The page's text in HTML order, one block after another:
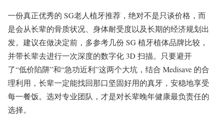
一份真正优秀的 SG老人植牙推荐，绝对不是只谈价格，而
是会从长辈的骨质状况、身体耐受度以及长期的经济规划出
发。建议在做决定前，多参考几份 SG 植牙植体品牌比较，
并带长辈去进行一次深度的数字化 3D 扫描。只要避开
了“低价陷阱”和“急功近利”这两个大坑，结合 Medisave 的合
理利用，长辈一定能找回那口坚固好用的真牙，安稳地享受
每一餐饭。选对专业团队，才是对长辈晚年健康最负责任的
选择。